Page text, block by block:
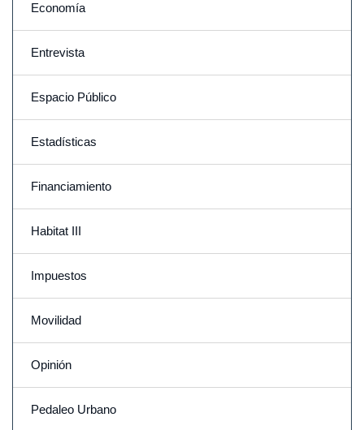
Economía
Entrevista
Espacio Público
Estadísticas
Financiamiento
Habitat III
Impuestos
Movilidad
Opinión
Pedaleo Urbano